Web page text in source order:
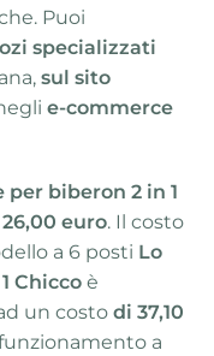
Puoi
specializzati
sul sito
e-commerce
biberon 2 in 1
26,00 euro. Il costo
a 6 posti Lo
Chicco è
un costo di 37,10
a